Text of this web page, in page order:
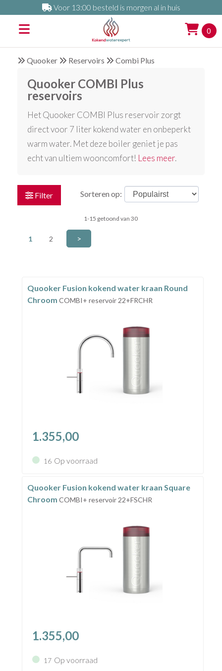
Voor 13:00 besteld is morgen al in huis
0
Quooker Reservoirs Combi Plus
Quooker COMBI Plus
reservoirs
Het Quooker COMBI Plus reservoir zorgt
direct voor 7 liter kokend water en onbeperkt
warm water. Met deze boiler geniet je pas
echt van ultiem wooncomfort! Lees meer.
Filter Sorteren op:
1-15 getoond van 30
1 2 >
Quooker Fusion kokend water kraan Round
Chroom COMBI+ reservoir 22+FRCHR
1.355,00
16 Op voorraad
Quooker Fusion kokend water kraan Square
Chroom COMBI+ reservoir 22+FSCHR
1.355,00
17 Op voorraad